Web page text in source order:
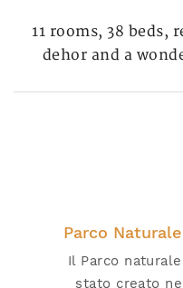
11 rooms, 38 beds,
dehor and a
Parco
Il Parco
stato creato